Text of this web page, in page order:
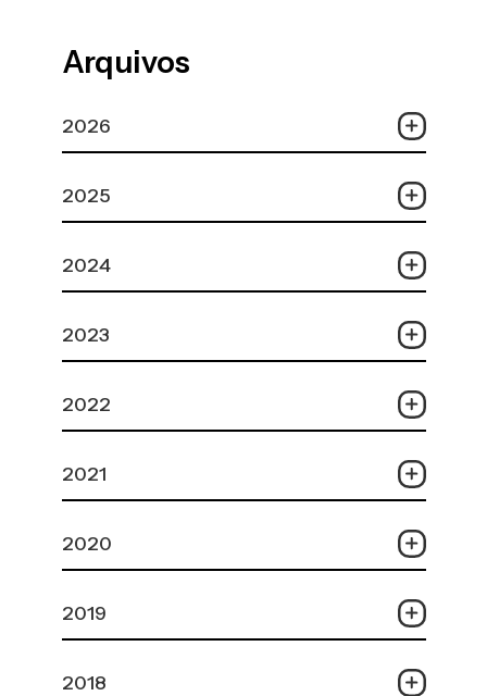
Arquivos
2026
2025
2024
2023
2022
2021
2020
2019
2018